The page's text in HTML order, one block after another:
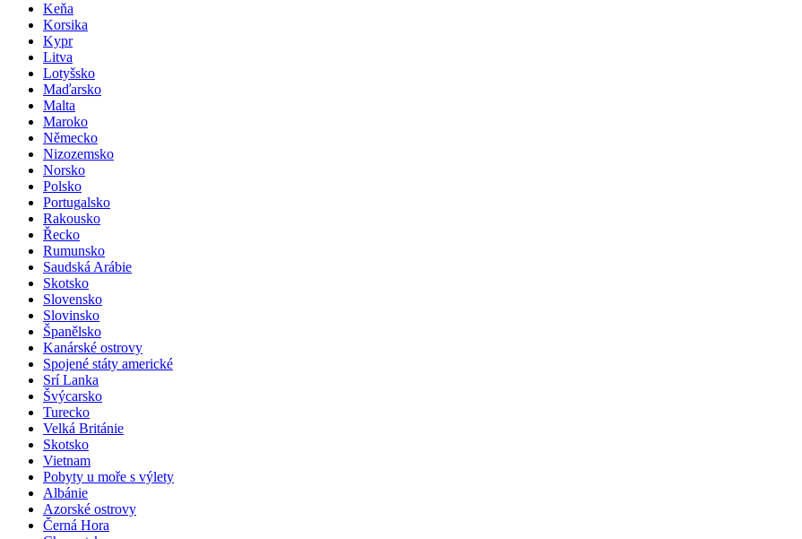
Keňa
Korsika
Kypr
Litva
Lotyšsko
Maďarsko
Malta
Maroko
Německo
Nizozemsko
Norsko
Polsko
Portugalsko
Rakousko
Řecko
Rumunsko
Saudská Arábie
Skotsko
Slovensko
Slovinsko
Španělsko
Kanárské ostrovy
Spojené státy americké
Srí Lanka
Švýcarsko
Turecko
Velká Británie
Skotsko
Vietnam
Pobyty u moře s výlety
Albánie
Azorské ostrovy
Černá Hora